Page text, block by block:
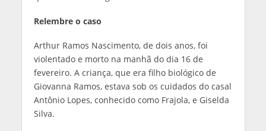
Relembre o caso
Arthur Ramos Nascimento, de dois anos, foi
violentado e morto na manhã do dia 16 de
fevereiro. A criança, que era filho biológico de
Giovanna Ramos, estava sob os cuidados do casal
Antônio Lopes, conhecido como Frajola, e Giselda
Silva.